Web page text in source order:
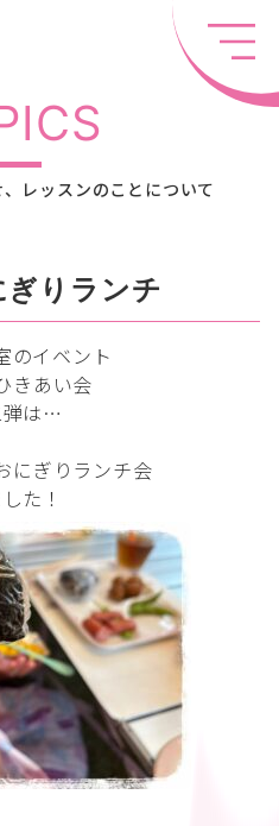
レッスンのことについて
りランチ
のイベント
きあい会
弾は…
にぎりランチ会
た！